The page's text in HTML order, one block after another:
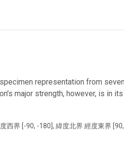
representation from
major strength, however, is in
西界 [-90, -180], 緯度北界 經度東界 [90,